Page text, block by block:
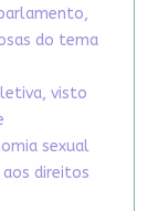
do tema
visto
sexual
direitos